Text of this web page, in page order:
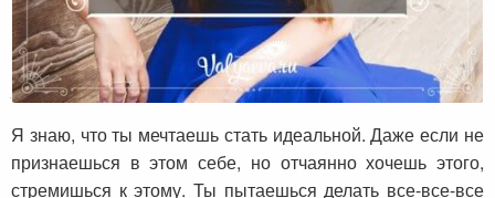
Я знаю
Я знаю, что ты мечтаешь стать идеальной. Даже если не
признаешься в этом себе, но отчаянно хочешь этого,
стремишься к этому. Ты пытаешься делать все-все-все